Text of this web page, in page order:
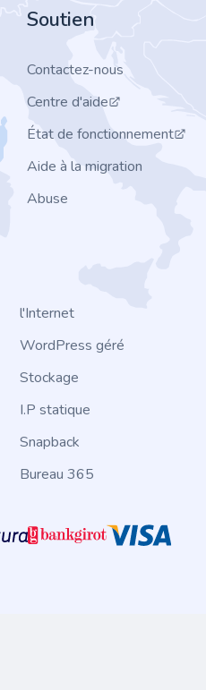
Soutien
Contactez-nous
Centre d'aide
État de fonctionnement
Aide à la migration
Abuse
l'Internet
WordPress géré
Stockage
I.P statique
Snapback
Bureau 365